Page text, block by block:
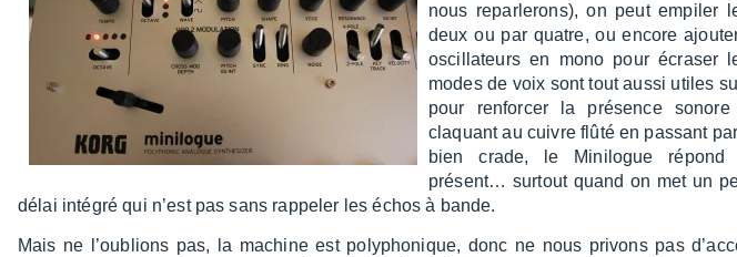
nous repar­le­rons), on peut empi­ler
deux ou par quatre, ou encore
oscil­la­teurs en mono pour écra­ser
modes de voix sont tout aussi utiles
pour renfor­cer la présence
claquant au cuivre flûté en passant
bien crade, le Mini­logue répond
présent… surtout quand on met un
délai inté­gré qui n’est pas sans rappe­ler les échos à bande.
Mais ne l’ou­blions pas, la machine est poly­pho­nique, donc ne nous privons pas